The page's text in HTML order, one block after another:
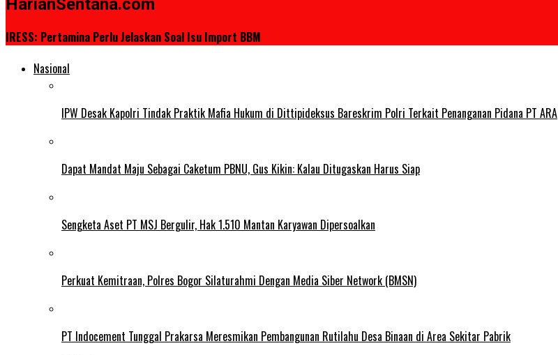
HarianSentana.com
IRESS: Pertamina Perlu Jelaskan Soal Isu Import BBM
Nasional
IPW Desak Kapolri Tindak Praktik Mafia Hukum di Dittipideksus Bareskrim Polri Terkait Penanganan Pidana PT ARA
Dapat Mandat Maju Sebagai Caketum PBNU, Gus Kikin: Kalau Ditugaskan Harus Siap
Sengketa Aset PT MSJ Bergulir, Hak 1.510 Mantan Karyawan Dipersoalkan
Perkuat Kemitraan, Polres Bogor Silaturahmi Dengan Media Siber Network (BMSN)
PT Indocement Tunggal Prakarsa Meresmikan Pembangunan Rutilahu Desa Binaan di Area Sekitar Pabrik